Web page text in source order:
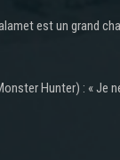
est un grand
Hunter) : « Je